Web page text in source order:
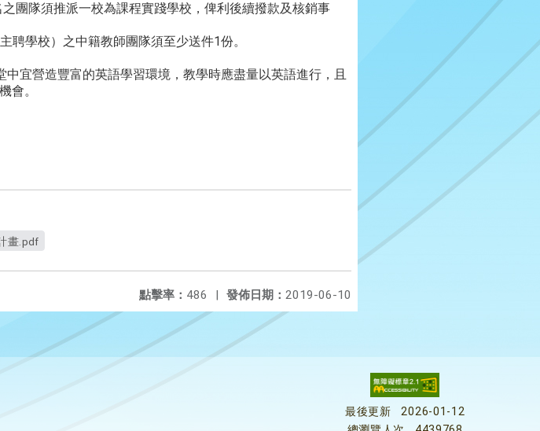
團隊須推派一校為課程實踐學校，俾利後續撥款及核銷事
聘學校）之中籍教師團隊須至少送件1份。
宜營造豐富的英語學習環境，教學時應盡量以英語進行，且
會。
畫.pdf
發佈日期： 2019-06-10
點擊率： 486 |
最後更新
2026-01-12